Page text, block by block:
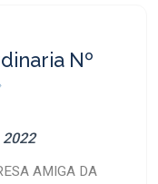
Nº
AMIGA DA